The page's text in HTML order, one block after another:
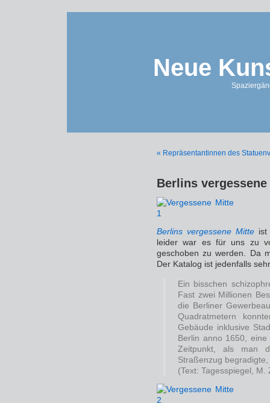
Neue
« Repräsentantinnen des
Berlins
Berlins vergessene Mitte ist
leider war es für uns zu
geschoben zu werden. Da
Der Katalog ist jedenfalls
Ein bisschen
Fast zwei Millionen
die Berliner
Quadratmetern
Gebäude inklusive
Berlin anno 1650,
Zeitpunkt, als man
Straßenzug
(Text: Tagesspiegel, M.